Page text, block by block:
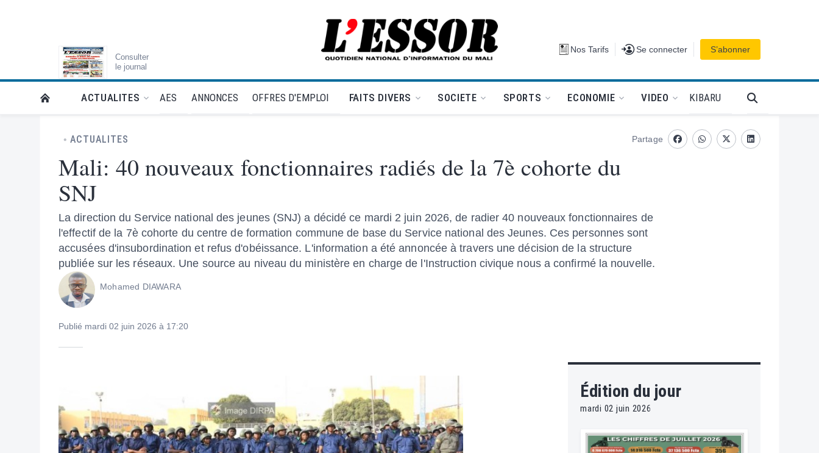
Consulter
le journal
L'Essor - retour à la une Nos Tarifs Se connecter
Se connecter S’abonner
RETOUR À LA PAGE D’ACCUEIL DE L'ESSOR
ACTUALITES AES ANNONCES OFFRES D'EMPLOI FAITS DIVERS SOCIETE SPORTS ECONOMIE VIDEO KIBARU
ACTUALITES
Mali: 40 nouveaux fonctionnaires radiés de la 7è cohorte du
SNJ
La direction du Service national des jeunes (SNJ) a décidé ce mardi 2 juin 2026, de radier 40 nouveaux fonctionnaires de
l'effectif de la 7è cohorte du centre de formation commune de base du Service national des Jeunes. Ces personnes sont
accusées d'insubordination et refus d'obéissance. L'information a été annoncée à travers une décision de la structure
publiée sur les réseaux. Une source au niveau du ministère en charge de l'Instruction civique nous a confirmé la nouvelle.
Mohamed DIAWARA
Publié mardi 02 juin 2026 à 17:20
Partage
FacebookwhatsappTwitterLinkedin
Édition du jour
mardi 02 juin 2026